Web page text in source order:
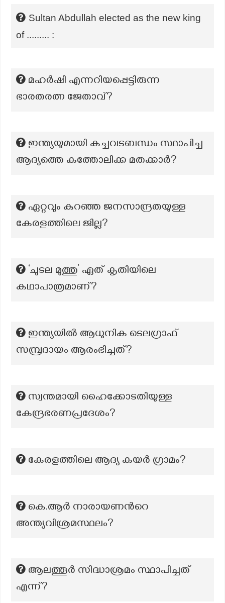
Sultan Abdullah elected as the new king
of ......... :
മഹർഷി എന്നറിയപ്പെട്ടിരുന്ന
ഭാരതരത്ന ജേതാവ്?
ഇന്ത്യയുമായി കച്ചവടബന്ധം സ്ഥാപിച്ച
ആദ്യത്തെ കത്തോലിക്ക മതക്കാർ?
ഏറ്റവും കുറഞ്ഞ ജനസാന്ദ്രതയുള്ള
കേരളത്തിലെ ജില്ല?
‘ചുടല മുത്തു’ ഏത് കൃതിയിലെ
കഥാപാത്രമാണ്?
ഇന്ത്യയിൽ ആധുനിക ടെലഗ്രാഫ്
സമ്പ്രദായം ആരംഭിച്ചത്?
സ്വന്തമായി ഹൈക്കോടതിയുള്ള
കേന്ദ്രഭരണപ്രദേശം?
കേരളത്തിലെ ആദ്യ കയര്‍ ഗ്രാമം?
കെ.ആർ നാരായണന്‍റെ
അന്ത്യവിശ്രമസ്ഥലം?
ആലത്തൂർ സിദ്ധാശ്രമം സ്ഥാപിച്ചത്
എന്ന്?